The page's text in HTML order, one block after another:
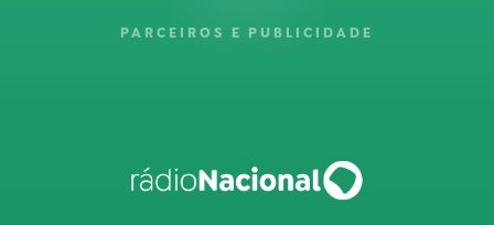
PARCEIROS E PUBLICIDADE